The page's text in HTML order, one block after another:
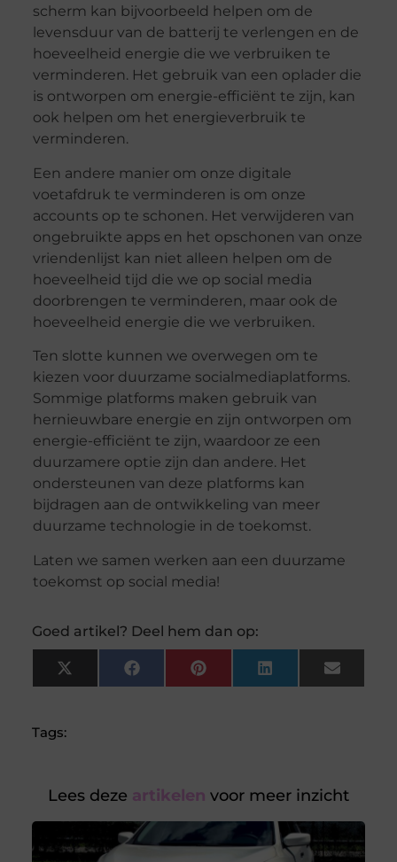
scherm kan bijvoorbeeld helpen om de
levensduur van de batterij te verlengen en de
hoeveelheid energie die we verbruiken te
verminderen. Het gebruik van een oplader die
is ontworpen om energie-efficiënt te zijn, kan
ook helpen om het energieverbruik te
verminderen.
Een andere manier om onze digitale
voetafdruk te verminderen is om onze
accounts op te schonen. Het verwijderen van
ongebruikte apps en het opschonen van onze
vriendenlijst kan niet alleen helpen om de
hoeveelheid tijd die we op social media
doorbrengen te verminderen, maar ook de
hoeveelheid energie die we verbruiken.
Ten slotte kunnen we overwegen om te
kiezen voor duurzame socialmediaplatforms.
Sommige platforms maken gebruik van
hernieuwbare energie en zijn ontworpen om
energie-efficiënt te zijn, waardoor ze een
duurzamere optie zijn dan andere. Het
ondersteunen van deze platforms kan
bijdragen aan de ontwikkeling van meer
duurzame technologie in de toekomst.
Laten we samen werken aan een duurzame
toekomst op social media!
Goed artikel? Deel hem dan op:
X
(Twitter)
FacebookPinterest LinkedIn Email
Tags:
Lees deze artikelen voor meer inzicht